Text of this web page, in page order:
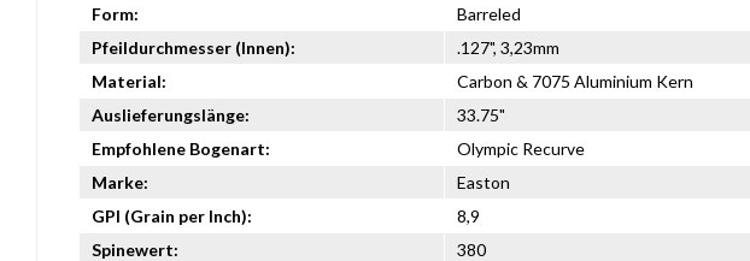
Form:
Barreled
Pfeildurchmesser (Innen):
.127", 3,23mm
Material:
Carbon & 7075 Aluminium Kern
Auslieferungslänge:
33.75"
Empfohlene Bogenart:
Olympic Recurve
Marke:
Easton
GPI (Grain per Inch):
8,9
Spinewert:
380